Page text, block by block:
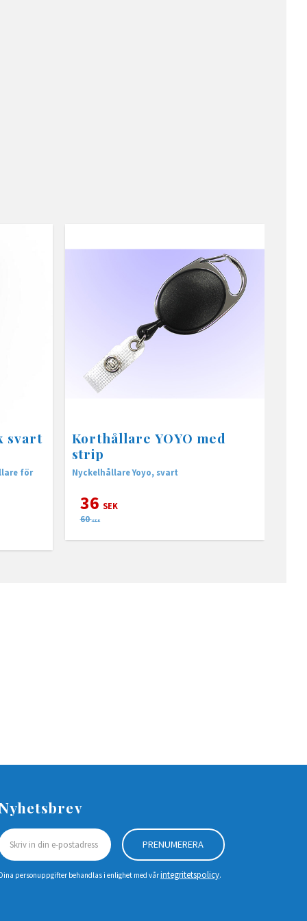
svart
för
Korthållare YOYO med
strip
Nyckelhållare Yoyo, svart
36 SEK
60 SEK
PRENUMERERA
Dina personuppgifter behandlas i enlighet med vårintegritetspolicy.